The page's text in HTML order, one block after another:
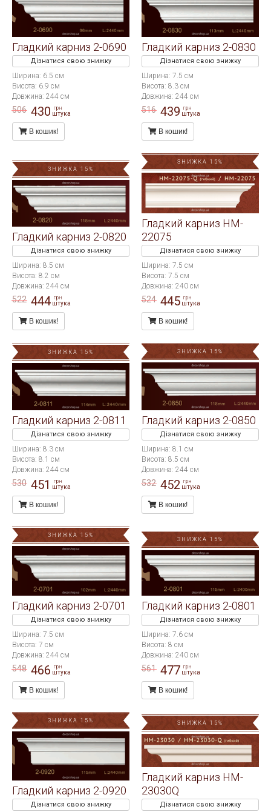
Гладкий карниз 2-0690
Дізнатися свою знижку
Ширина: 6.5 см
Висота: 6.9 см
Довжина: 244 см
506 430 грн
штука
В кошик!
Гладкий карниз 2-0830
Дізнатися свою знижку
Ширина: 7.5 см
Висота: 8.3 см
Довжина: 244 см
516 439 грн
штука
В кошик!
ЗНИЖКА 15%
Гладкий карниз 2-0820
Дізнатися свою знижку
Ширина: 8.5 см
Висота: 8.2 см
Довжина: 244 см
522 444 грн
штука
В кошик!
ЗНИЖКА 15%
Гладкий карниз HM-
22075
Дізнатися свою знижку
Ширина: 7.5 см
Висота: 7.5 см
Довжина: 240 см
524 445 грн
штука
В кошик!
ЗНИЖКА 15%
Гладкий карниз 2-0811
Дізнатися свою знижку
Ширина: 8.3 см
Висота: 8.1 см
Довжина: 244 см
530 451 грн
штука
В кошик!
ЗНИЖКА 15%
Гладкий карниз 2-0850
Дізнатися свою знижку
Ширина: 8.1 см
Висота: 8.5 см
Довжина: 244 см
532 452 грн
штука
В кошик!
ЗНИЖКА 15%
Гладкий карниз 2-0701
Дізнатися свою знижку
Ширина: 7.5 см
Висота: 7 см
Довжина: 244 см
548 466 грн
штука
В кошик!
ЗНИЖКА 15%
Гладкий карниз 2-0801
Дізнатися свою знижку
Ширина: 7.6 см
Висота: 8 см
Довжина: 240 см
561 477 грн
штука
В кошик!
ЗНИЖКА 15%
Гладкий карниз 2-0920
Дізнатися свою знижку
ЗНИЖКА 15%
Гладкий карниз HM-
23030Q
Дізнатися свою знижку